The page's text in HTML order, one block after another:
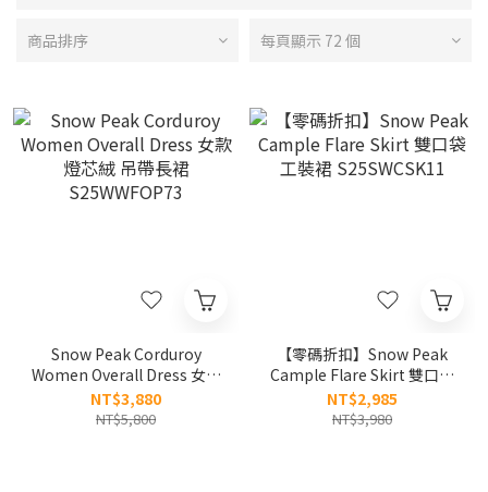
商品排序 每頁顯示 72 個
Snow Peak Corduroy
Women Overall Dress 女款
燈芯絨 吊帶長裙
S25WWFOP73
NT$3,880
NT$5,800
【零碼折扣】Snow Peak
Cample Flare Skirt 雙口袋
工裝裙 S25SWCSK11
NT$2,985
NT$3,980